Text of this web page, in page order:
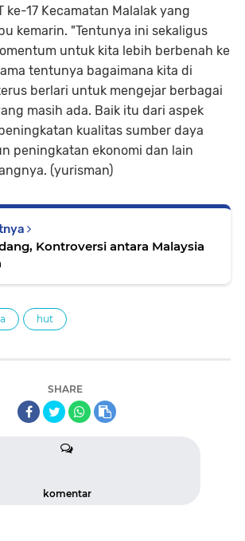
ke-17 Kecamatan Malalak yang
kemarin. "Tentunya ini sekaligus
untuk kita lebih berbenah ke
tentunya bagaimana kita di
berlari untuk mengejar berbagai
masih ada. Baik itu dari aspek
kualitas sumber daya
peningkatan ekonomi dan lain
(yurisman)
Kontroversi antara Malaysia
hut
SHARE
komentar